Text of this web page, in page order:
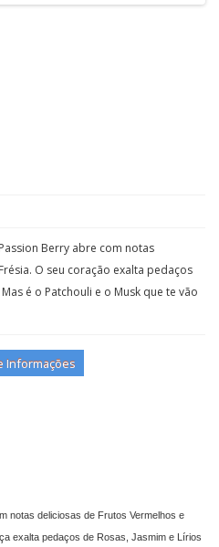
Berry abre com notas
O seu coração exalta pedaços
é o Patchouli e o Musk que te vão
Informações
notas deliciosas de Frutos Vermelhos e
exalta pedaços de Rosas, Jasmim e Lírios